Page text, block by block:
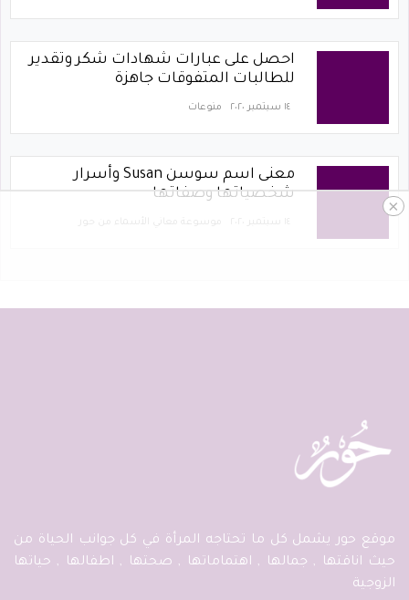
احصل على عبارات شهادات شكر وتقدير
للطالبات المتفوقات جاهزة
١٤ سبتمبر ٢٠٢٠ منوعات
معنى اسم سوسن Susan وأسرار
شخصياتها وصفاتها
١٤ سبتمبر ٢٠٢٠ موسوعة معاني الأسماء من حور
×
موقع حور يشمل كل ما تحتاجه المرأة في كل جوانب الحياة من
حيث اناقتها , جمالها , اهتماماتها , صحتها , اطفالها , حياتها
الزوجية